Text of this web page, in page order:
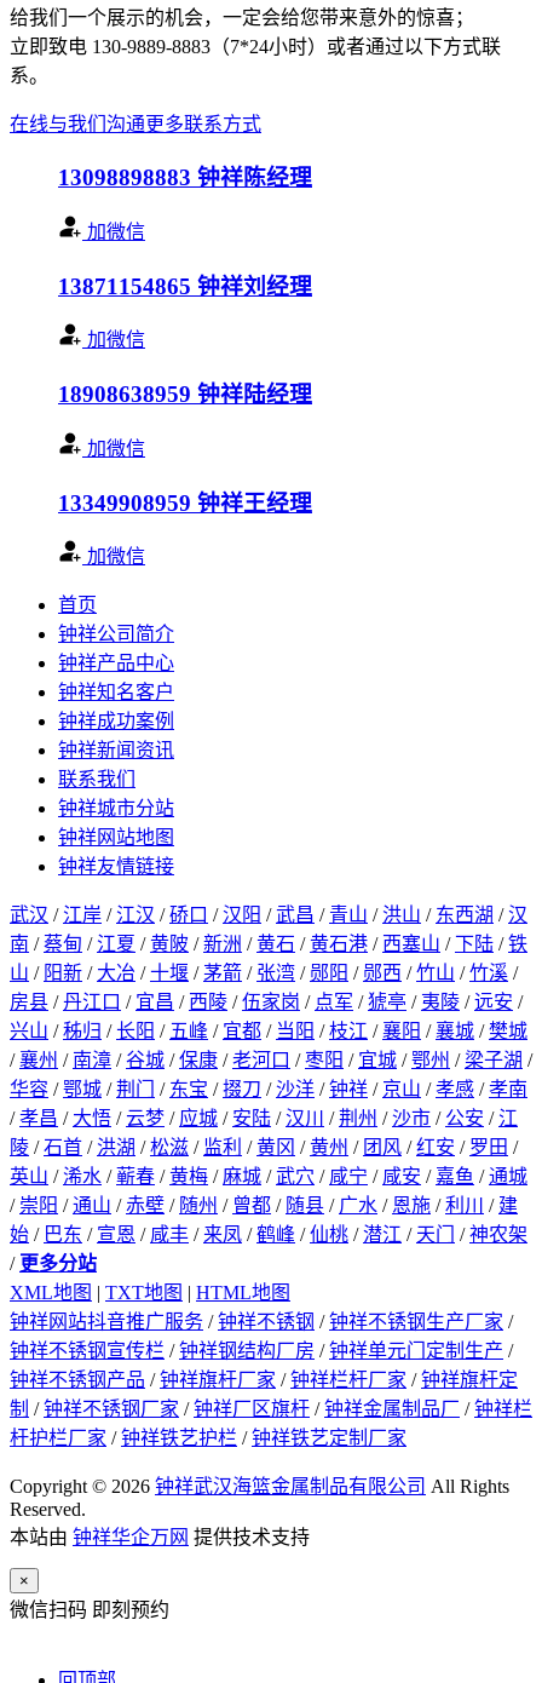
给我们一个展示的机会，一定会给您带来意外的惊喜；
立即致电 130-9889-8883（7*24小时）或者通过以下方式联
系。
在线与我们沟通更多联系方式
13098898883 钟祥陈经理
加微信
13871154865 钟祥刘经理
加微信
18908638959 钟祥陆经理
加微信
13349908959 钟祥王经理
加微信
首页
钟祥公司简介
钟祥产品中心
钟祥知名客户
钟祥成功案例
钟祥新闻资讯
联系我们
钟祥城市分站
钟祥网站地图
钟祥友情链接
武汉 / 江岸 / 江汉 /硚口 /汉阳 /武昌 / 青山 / 洪山 / 东西湖 /汉
南 /蔡甸 / 江夏 /黄陂 /新洲 /黄石 /黄石港 / 西塞山 /下陆 /铁
山 / 阳新 / 大冶 /十堰 /茅箭 / 张湾 / 郧阳 / 郧西 /竹山 /竹溪 /
房县 /丹江口 / 宜昌 / 西陵 /伍家岗 / 点军 /猇亭 / 夷陵 /远安 /
兴山 /秭归 /长阳 / 五峰 / 宜都 / 当阳 /枝江 /襄阳 /襄城 /樊城
/襄州 / 南漳 /谷城 /保康 /老河口 /枣阳 / 宜城 /鄂州 / 梁子湖 /
华容 /鄂城 /荆门 / 东宝 /掇刀 /沙洋 /钟祥 / 京山 /孝感 /孝南
/孝昌 / 大悟 /云梦 / 应城 / 安陆 /汉川 /荆州 /沙市 / 公安 / 江
陵 /石首 / 洪湖 /松滋 / 监利 /黄冈 /黄州 / 团风 /红安 / 罗田 /
英山 /浠水 /蕲春 /黄梅 / 麻城 /武穴 / 咸宁 / 咸安 / 嘉鱼 /通城
/ 崇阳 /通山 /赤壁 / 随州 / 曾都 / 随县 / 广水 / 恩施 /利川 / 建
始 / 巴东 / 宣恩 / 咸丰 / 来凤 /鹤峰 /仙桃 /潜江 / 天门 /神农架
/ 更多分站
XML地图 | TXT地图 | HTML地图
钟祥网站抖音推广服务 /钟祥不锈钢 /钟祥不锈钢生产厂家 /
钟祥不锈钢宣传栏 /钟祥钢结构厂房 /钟祥单元门定制生产 /
钟祥不锈钢产品 /钟祥旗杆厂家 /钟祥栏杆厂家 /钟祥旗杆定
制 /钟祥不锈钢厂家 /钟祥厂区旗杆 /钟祥金属制品厂 /钟祥栏
杆护栏厂家 /钟祥铁艺护栏 /钟祥铁艺定制厂家
Copyright © 2026 钟祥武汉海篮金属制品有限公司 All Rights
Reserved.
本站由 钟祥华企万网 提供技术支持
×
微信扫码 即刻预约